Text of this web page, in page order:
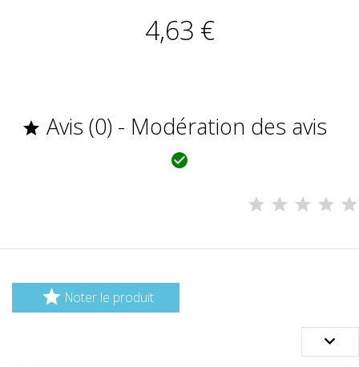
4,63 €
 Avis (0) - Modération des avis

 Noter le produit
